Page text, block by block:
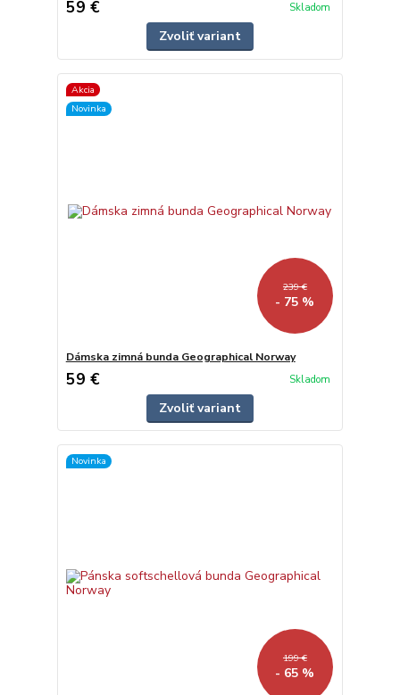
59 € Skladom
Zvoliť variant
Akcia
Novinka
239 €
- 75 %
Dámska zimná bunda Geographical Norway
59 € Skladom
Zvoliť variant
Novinka
199 €
- 65 %